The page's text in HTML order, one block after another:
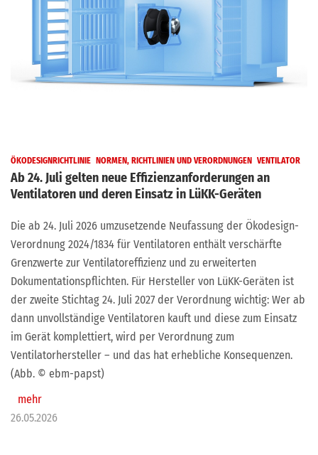
ÖKODESIGNRICHTLINIE NORMEN, RICHTLINIEN UND VERORDNUNGEN VENTILATOR
Ab 24. Juli gelten neue Effizienzanforderungen an
Ventilatoren und deren Einsatz in LüKK-Geräten
Die ab 24. Juli 2026 umzusetzende Neufassung der Ökodesign-
Verordnung 2024/1834 für Ventilatoren enthält verschärfte
Grenzwerte zur Ventilatoreffizienz und zu erweiterten
Dokumentationspflichten. Für Hersteller von LüKK-Geräten ist
der zweite Stichtag 24. Juli 2027 der Verordnung wichtig: Wer ab
dann unvollständige Ventilatoren kauft und diese zum Einsatz
im Gerät komplettiert, wird per Verordnung zum
Ventilatorhersteller – und das hat erhebliche Konsequenzen.
(Abb. © ebm-papst)
mehr
26.05.2026